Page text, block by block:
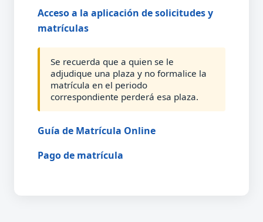
Acceso a la aplicación de solicitudes y
matrículas
Se recuerda que a quien se le
adjudique una plaza y no formalice la
matrícula en el periodo
correspondiente perderá esa plaza.
Guía de Matrícula Online
Pago de matrícula